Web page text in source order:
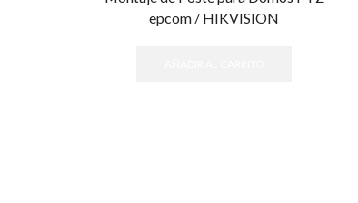
epcom / HIKVISION